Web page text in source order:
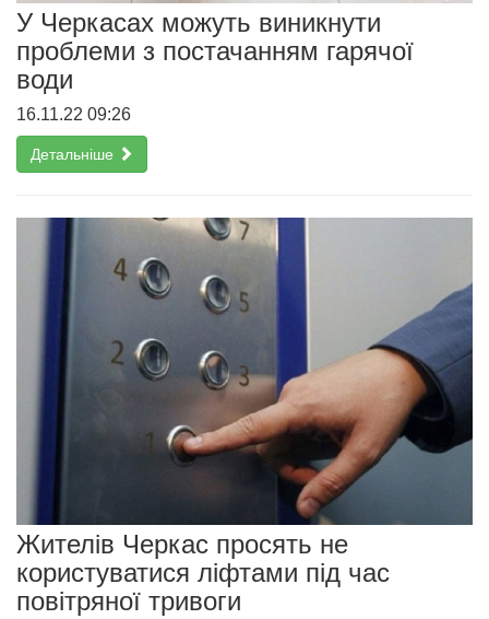
У Черкасах можуть виникнути
проблеми з постачанням гарячої
води
16.11.22 09:26
Детальніше
Жителів Черкас просять не
користуватися ліфтами під час
повітряної тривоги